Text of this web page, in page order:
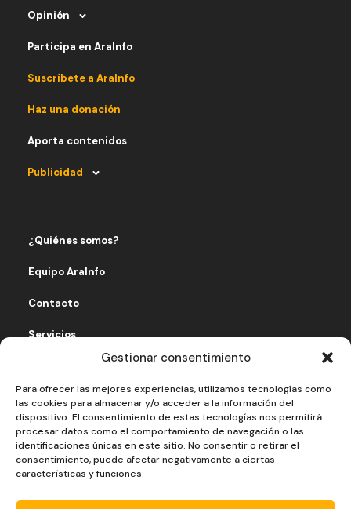
Gestionar consentimiento
Para ofrecer las mejores experiencias, utilizamos tecnologías como
las cookies para almacenar y/o acceder a la información del
dispositivo. El consentimiento de estas tecnologías nos permitirá
procesar datos como el comportamiento de navegación o las
identificaciones únicas en este sitio. No consentir o retirar el
consentimiento, puede afectar negativamente a ciertas
características y funciones.
Opinión
Participa en AraInfo
Suscríbete a AraInfo
Haz una donación
Aporta contenidos
Publicidad
¿Quiénes somos?
Equipo AraInfo
Contacto
Servicios
Fomentando economía solidaria
Aviso legal
Política de privacidad
Política de cookies